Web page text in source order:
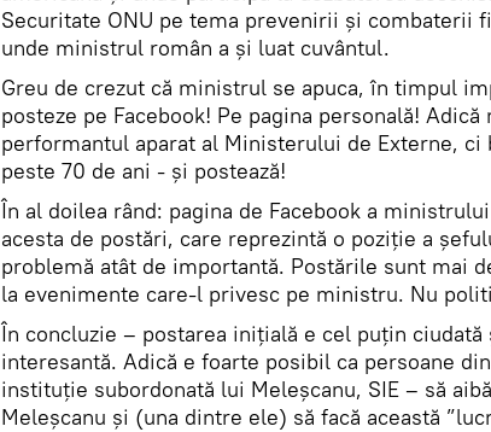
Securitate ONU pe tema prevenirii şi combaterii
unde ministrul român a și luat cuvântul.
Greu de crezut că ministrul se apuca, în timpul
posteze pe Facebook! Pe pagina personală! Adică
performantul aparat al Ministerului de Externe, ci
peste 70 de ani - și postează!
În al doilea rând: pagina de Facebook a
acesta de postări, care reprezintă o poziție a
problemă atât de importantă. Postările sunt mai
la evenimente care-l privesc pe ministru. Nu
În concluzie – postarea inițială e cel puțin
interesantă. Adică e foarte posibil ca persoane
instituție subordonată lui Meleșcanu, SIE – să
Meleșcanu și (una dintre ele) să facă această